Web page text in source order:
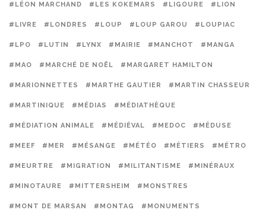
#LÉON MARCHAND #LES KOKEMARS #LIGOURE #LION
#LIVRE #LONDRES #LOUP #LOUP GAROU #LOUPIAC
#LPO #LUTIN #LYNX #MAIRIE #MANCHOT #MANGA
#MAO #MARCHÉ DE NOËL #MARGARET HAMILTON
#MARIONNETTES #MARTHE GAUTIER #MARTIN CHASSEUR
#MARTINIQUE #MÉDIAS #MÉDIATHÈQUE
#MÉDIATION ANIMALE #MÉDIÉVAL #MEDOC #MÉDUSE
#MEEF #MER #MÉSANGE #MÉTÉO #MÉTIERS #MÉTRO
#MEURTRE #MIGRATION #MILITANTISME #MINÉRAUX
#MINOTAURE #MITTERSHEIM #MONSTRES
#MONT DE MARSAN #MONTAG #MONUMENTS